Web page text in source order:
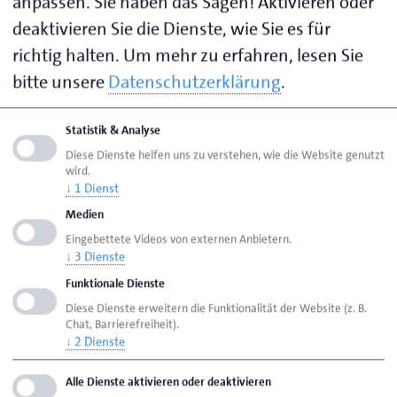
Veranstaltungsformat bereits Ende Januar angeboten
und möchte auf der guten Resonanz aufbauen. Es
werden wieder Dolmetscher vor Ort sein. Butzin
arbeitet ehrenamtlich daran, dass das System der
(sprachlichen) Beschulung und der Vermittlung einen
höheren Wirkungsgrad bekommt.
Infos und Kontakt:
Seite empfehlen
Seite drucken
Seiteaktualisiert am 11. Apr. 2024
Handwerkskammer Oldenburg
deaktivieren Sie die Dienste, wie Sie es für
richtig halten. Um mehr zu erfahren, lesen Sie
bitte unsereDatenschutzerklärung.
Statistik & Analyse
Diese Dienste helfen uns zu verstehen, wie die Website genutzt
wird.
↓ 1 Dienst
Medien
Eingebettete Videos von externen Anbietern.
↓ 3 Dienste
Funktionale Dienste
Diese Dienste erweitern die Funktionalität der Website (z. B.
Chat, Barrierefreiheit).
↓ 2 Dienste
Alle Dienste aktivieren oder deaktivieren